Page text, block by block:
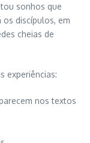
sonhos que
os discípulos, em
cheias de
experiências:
nos textos